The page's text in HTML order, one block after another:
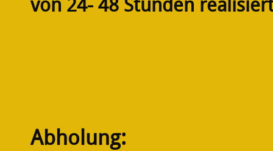
von 24- 48 Stunden
Abholung: